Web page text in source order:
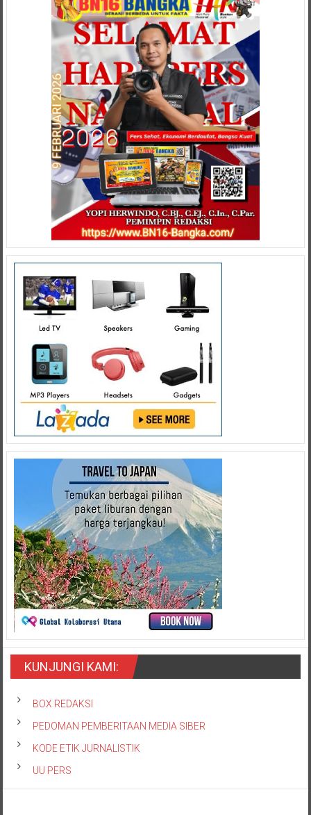
KUNJUNGI KAMI:
BOX REDAKSI
PEDOMAN PEMBERITAAN MEDIA SIBER
KODE ETIK JURNALISTIK
UU PERS